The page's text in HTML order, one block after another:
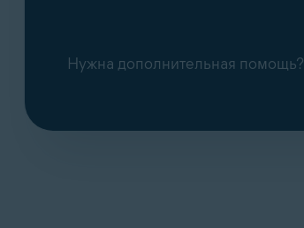
Нужна дополнительная помощь?